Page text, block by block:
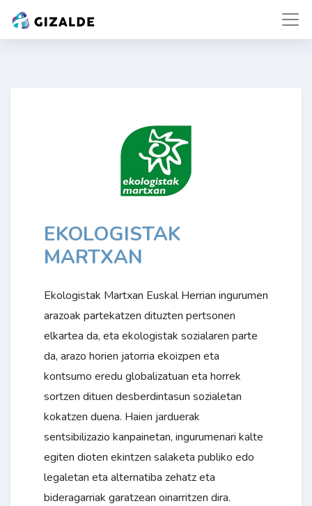
EKOLOGISTAK
MARTXAN
Ekologistak Martxan Euskal Herrian ingurumen
arazoak partekatzen dituzten pertsonen
elkartea da, eta ekologistak sozialaren parte
da, arazo horien jatorria ekoizpen eta
kontsumo eredu globalizatuan eta horrek
sortzen dituen desberdintasun sozialetan
kokatzen duena. Haien jarduerak
sentsibilizazio kanpainetan, ingurumenari kalte
egiten dioten ekintzen salaketa publiko edo
legaletan eta alternatiba zehatz eta
bideragarriak garatzean oinarritzen dira.